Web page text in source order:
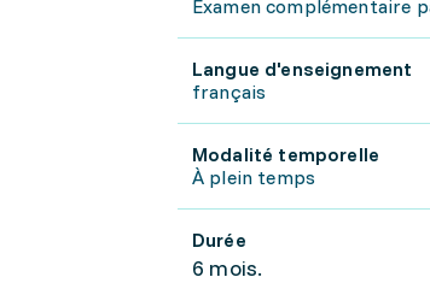
Examen complémentaire
Langue d'enseignement
français
Modalité temporelle
À plein temps
Durée
6 mois.